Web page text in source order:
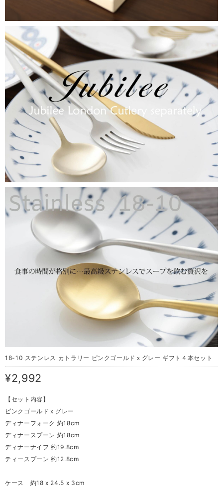
18-10 ステンレス カトラリー ピンクゴールドｘグレー ギフト４本セット
¥2,992
【セット内容】
ピンクゴールドｘグレー
ディナーフォーク 約18cm
ディナースプーン 約18cm
ディナーナイフ 約19.8cm
ティースプーン 約12.8cm
ケース 約18 x 24.5 x 3cm